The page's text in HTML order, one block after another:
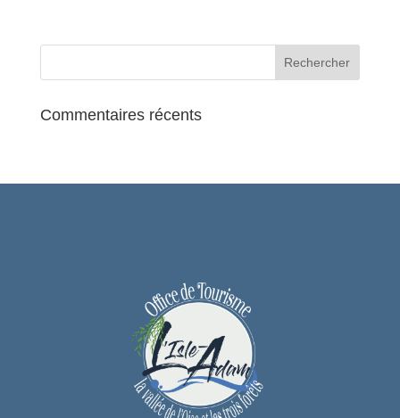
L’Isle-Adam – 01 34 69 41 99 ou Weezevent
Ce spectacle est éligible à la Carte
Commentaires récents